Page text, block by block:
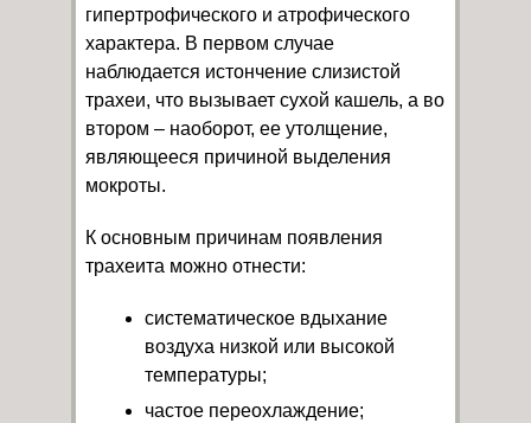
гипертрофического и атрофического
характера. В первом случае
наблюдается истончение слизистой
трахеи, что вызывает сухой кашель, а во
втором – наоборот, ее утолщение,
являющееся причиной выделения
мокроты.
К основным причинам появления
трахеита можно отнести:
систематическое вдыхание
воздуха низкой или высокой
температуры;
частое переохлаждение;